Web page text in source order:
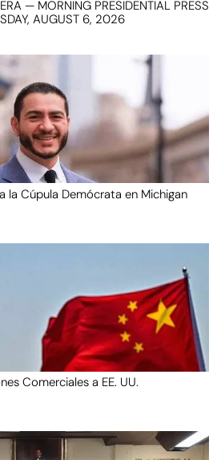
— MORNING PRESIDENTIAL PRESS
AUGUST 6, 2026
la Cúpula Demócrata en Michigan
Comerciales a EE. UU.